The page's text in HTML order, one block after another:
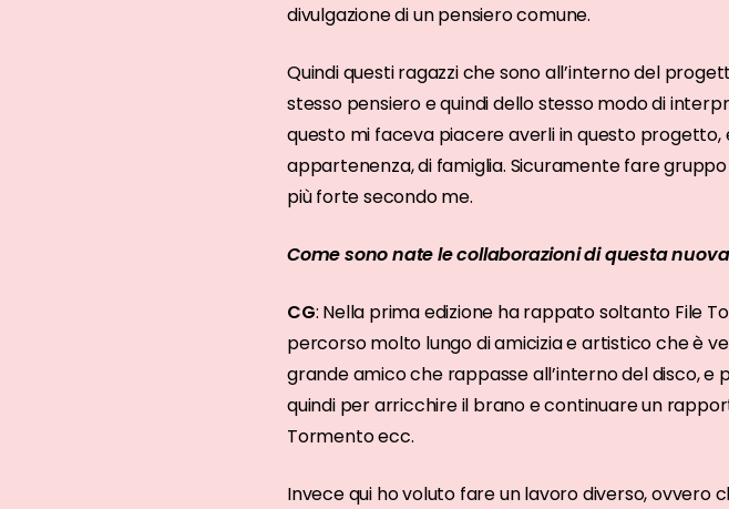
divulgazione di un pensiero comune.
Quindi questi ragazzi che sono all’interno del
stesso pensiero e quindi dello stesso modo di
questo mi faceva piacere averli in questo
appartenenza, di famiglia. Sicuramente fare
più forte secondo me.
Come sono nate le collaborazioni di questa
CG: Nella prima edizione ha rappato soltanto File
percorso molto lungo di amicizia e artistico che è
grande amico che rappasse all’interno del disco,
quindi per arricchire il brano e continuare un
Tormento ecc.
Invece qui ho voluto fare un lavoro diverso,